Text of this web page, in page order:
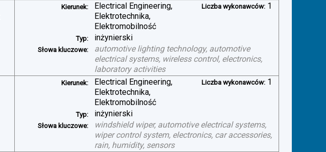
Kierunek:
Electrical Engineering,
Elektrotechnika,
Elektromobilność
Liczba wykonawców: 1
Typ: inżynierski
Słowa kluczowe:
automotive lighting technology, automotive
electrical systems, wireless control, electronics,
laboratory activities
Kierunek:
Electrical Engineering,
Elektrotechnika,
Elektromobilność
Liczba wykonawców: 1
Typ: inżynierski
Słowa kluczowe:
windshield wiper, automotive electrical systems,
wiper control system, electronics, car accessories,
rain, humidity, sensors